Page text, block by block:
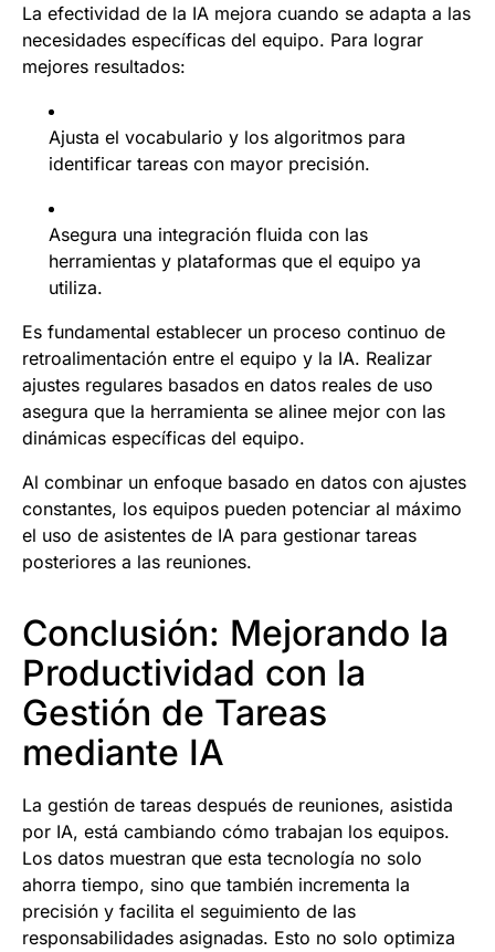
La efectividad de la IA mejora cuando se adapta a las
necesidades específicas del equipo. Para lograr
mejores resultados:
Ajusta el vocabulario y los algoritmos para
identificar tareas con mayor precisión.
Asegura una integración fluida con las
herramientas y plataformas que el equipo ya
utiliza.
Es fundamental establecer un proceso continuo de
retroalimentación entre el equipo y la IA. Realizar
ajustes regulares basados en datos reales de uso
asegura que la herramienta se alinee mejor con las
dinámicas específicas del equipo.
Al combinar un enfoque basado en datos con ajustes
constantes, los equipos pueden potenciar al máximo
el uso de asistentes de IA para gestionar tareas
posteriores a las reuniones.
Conclusión: Mejorando la
Productividad con la
Gestión de Tareas
mediante IA
La gestión de tareas después de reuniones, asistida
por IA, está cambiando cómo trabajan los equipos.
Los datos muestran que esta tecnología no solo
ahorra tiempo, sino que también incrementa la
precisión y facilita el seguimiento de las
responsabilidades asignadas. Esto no solo optimiza